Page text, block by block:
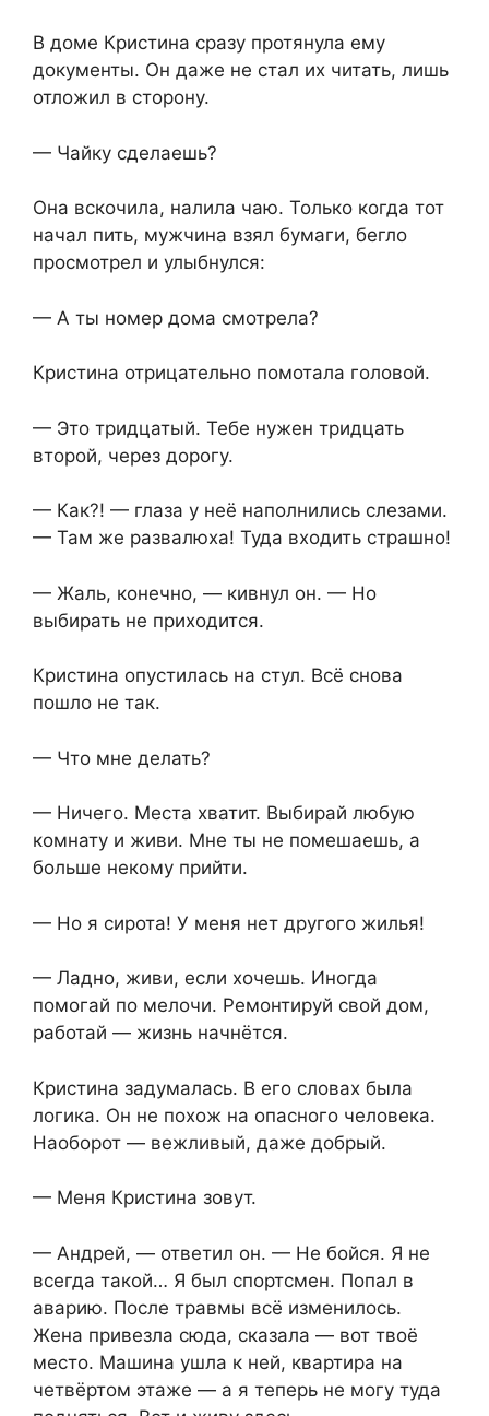
В доме Кристина сразу протянула ему
документы. Он даже не стал их читать, лишь
отложил в сторону.
— Чайку сделаешь?
Она вскочила, налила чаю. Только когда тот
начал пить, мужчина взял бумаги, бегло
просмотрел и улыбнулся:
— А ты номер дома смотрела?
Кристина отрицательно помотала головой.
— Это тридцатый. Тебе нужен тридцать
второй, через дорогу.
— Как?! — глаза у неё наполнились слезами.
— Там же развалюха! Туда входить страшно!
— Жаль, конечно, — кивнул он. — Но
выбирать не приходится.
Кристина опустилась на стул. Всё снова
пошло не так.
— Что мне делать?
— Ничего. Места хватит. Выбирай любую
комнату и живи. Мне ты не помешаешь, а
больше некому прийти.
— Но я сирота! У меня нет другого жилья!
— Ладно, живи, если хочешь. Иногда
помогай по мелочи. Ремонтируй свой дом,
работай — жизнь начнётся.
Кристина задумалась. В его словах была
логика. Он не похож на опасного человека.
Наоборот — вежливый, даже добрый.
— Меня Кристина зовут.
— Андрей, — ответил он. — Не бойся. Я не
всегда такой… Я был спортсмен. Попал в
аварию. После травмы всё изменилось.
Жена привезла сюда, сказала — вот твоё
место. Машина ушла к ней, квартира на
четвёртом этаже — а я теперь не могу туда